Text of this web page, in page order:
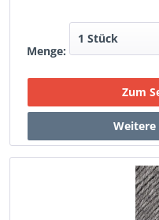
Menge: